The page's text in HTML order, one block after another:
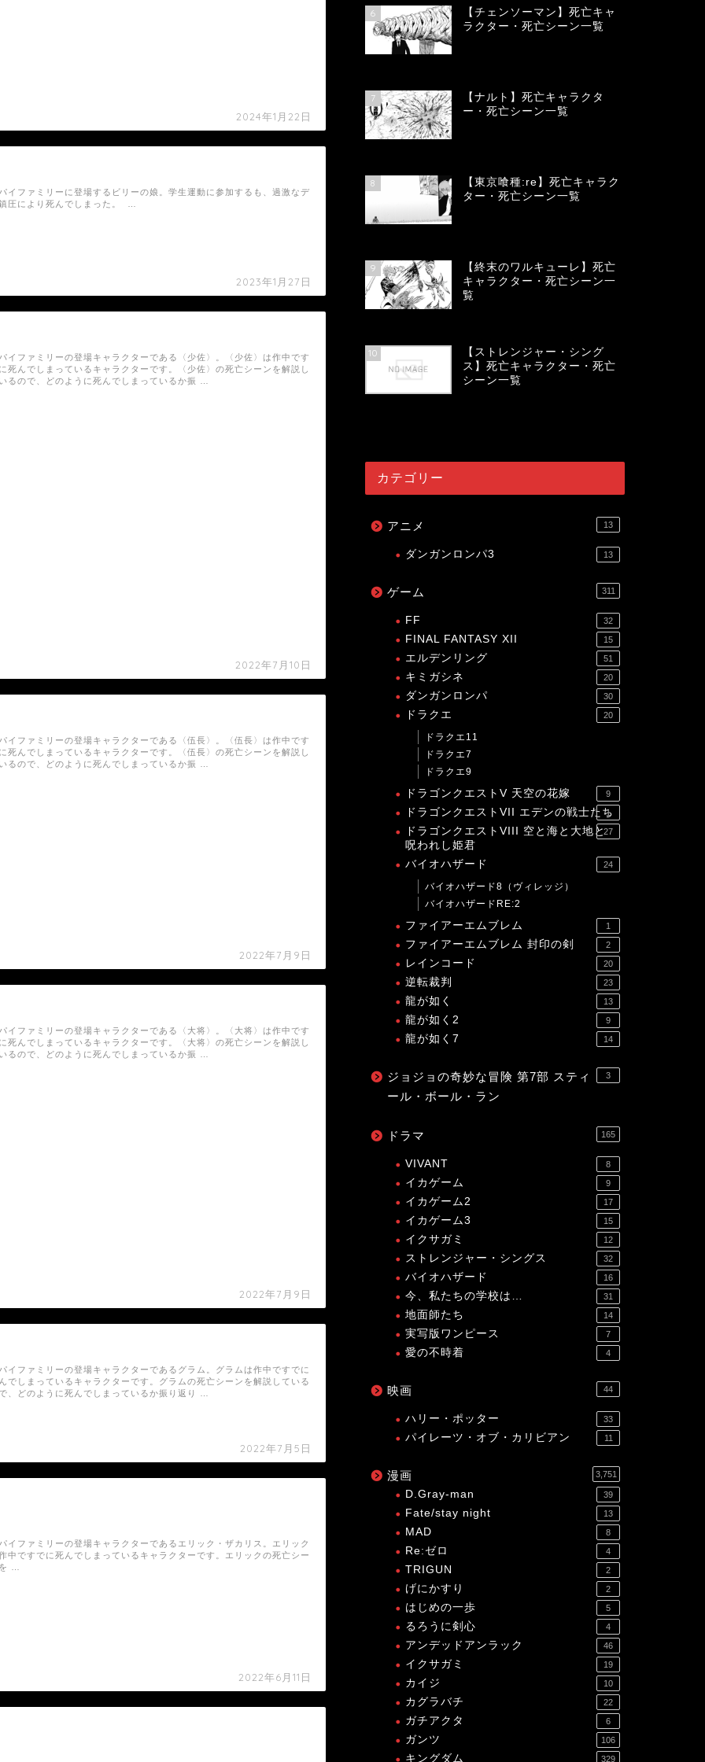
2024年1月22日
2023年1月27日
イファミリーに登場するビリーの娘。学生運動に参加するも、過激なデ
圧により死んでしまった。 …
2022年7月10日
イファミリーの登場キャラクターである〈少佐〉。〈少佐〉は作中です
死んでしまっているキャラクターです。〈少佐〉の死亡シーンを解説し
るので、どのように死んでしまっているか振 …
2022年7月9日
イファミリーの登場キャラクターである〈伍長〉。〈伍長〉は作中です
死んでしまっているキャラクターです。〈伍長〉の死亡シーンを解説し
るので、どのように死んでしまっているか振 …
2022年7月9日
イファミリーの登場キャラクターである〈大将〉。〈大将〉は作中です
死んでしまっているキャラクターです。〈大将〉の死亡シーンを解説し
るので、どのように死んでしまっているか振 …
2022年7月5日
イファミリーの登場キャラクターであるグラム。グラムは作中ですでに
でしまっているキャラクターです。グラムの死亡シーンを解説している
、どのように死んでしまっているか振り返り …
2022年6月11日
イファミリーの登場キャラクターであるエリック・ザカリス。エリック
中ですでに死んでしまっているキャラクターです。エリックの死亡シー
…
6
【チェンソーマン】死亡キャ
ラクター・死亡シーン一覧
7
【ナルト】死亡キャラクタ
ー・死亡シーン一覧
8
【東京喰種:re】死亡キャラク
ター・死亡シーン一覧
9
【終末のワルキューレ】死亡
キャラクター・死亡シーン一
覧
10
【ストレンジャー・シング
ス】死亡キャラクター・死亡
シーン一覧
カテゴリー
アニメ 13
ダンガンロンパ3 13
ゲーム 311
FF 32
FINAL FANTASY XII 15
エルデンリング 51
キミガシネ 20
ダンガンロンパ 30
ドラクエ 20
ドラクエ11
ドラクエ7
ドラクエ9
ドラゴンクエストV 天空の花嫁 9
ドラゴンクエストVII エデンの戦士たち
1
ドラゴンクエストVIII 空と海と大地と
呪われし姫君
27
バイオハザード 24
バイオハザード8（ヴィレッジ）
バイオハザードRE:2
ファイアーエムブレム 1
ファイアーエムブレム 封印の剣 2
レインコード 20
逆転裁判 23
龍が如く 13
龍が如く2 9
龍が如く7 14
ジョジョの奇妙な冒険 第7部 スティ
ール・ボール・ラン
3
ドラマ 165
VIVANT 8
イカゲーム 9
イカゲーム2 17
イカゲーム3 15
イクサガミ 12
ストレンジャー・シングス 32
バイオハザード 16
今、私たちの学校は… 31
地面師たち 14
実写版ワンピース 7
愛の不時着 4
映画 44
ハリー・ポッター 33
パイレーツ・オブ・カリビアン 11
漫画 3,751
D.Gray-man 39
Fate/stay night 13
MAD 8
Re:ゼロ 4
TRIGUN 2
げにかすり 2
はじめの一歩 5
るろうに剣心 4
アンデッドアンラック 46
イクサガミ 19
カイジ 10
カグラバチ 22
ガチアクタ 6
ガンツ 106
キングダム 329